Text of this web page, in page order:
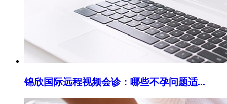
锦欣国际远程视频会诊：哪些不孕问题适...